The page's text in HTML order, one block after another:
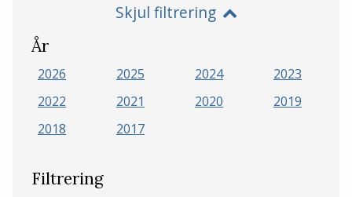
Skjul filtrering
År
2026 2025 2024
2023
2022
2021 2020
2019
2018
2017
Filtrering